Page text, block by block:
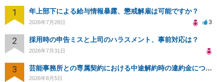
1 年上部下による給与情報暴露、懲戒解雇は可能ですか？
2026年7月28日 3
2 採用時の申告ミスと上司のハラスメント、事前対応は？
2026年7月31日
3 芸能事務所との専属契約における中途解約時の違約金について相談したいです
2026年8月5日